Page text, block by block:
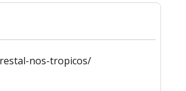
nos-tropicos/